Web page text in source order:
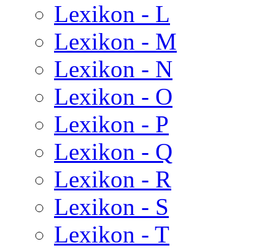
Lexikon - L
Lexikon - M
Lexikon - N
Lexikon - O
Lexikon - P
Lexikon - Q
Lexikon - R
Lexikon - S
Lexikon - T